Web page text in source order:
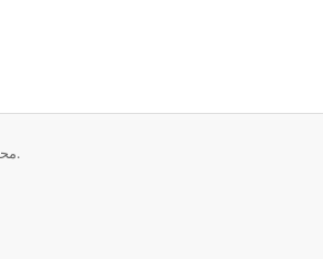
تمامی حقوق برای © 2026 Shub Host Services. محفوط می باشد.